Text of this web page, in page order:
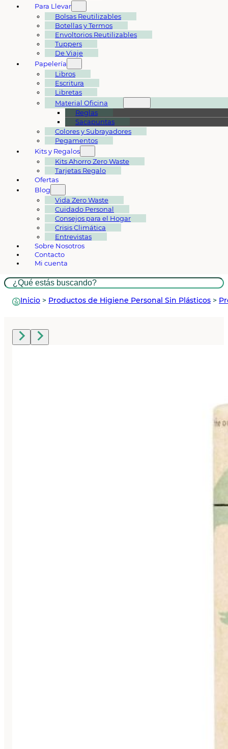
Para Llevar
Bolsas Reutilizables
Botellas y Termos
Envoltorios Reutilizables
Tuppers
De Viaje
Papelería
Libros
Escritura
Libretas
Material Oficina
Reglas
Sacapuntas
Colores y Subrayadores
Pegamentos
Kits y Regalos
Kits Ahorro Zero Waste
Tarjetas Regalo
Ofertas
Blog
Vida Zero Waste
Cuidado Personal
Consejos para el Hogar
Crisis Climática
Entrevistas
Sobre Nosotros
Contacto
Mi cuenta
Buscar
Inicio > Productos de Higiene Personal Sin Plásticos >